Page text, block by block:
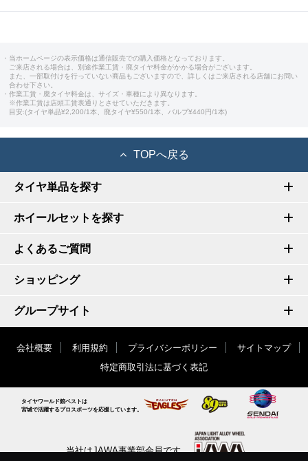
・当ホームページの表示価格は通信販売での購入価格となっております。
ご来店される場合は、別途作業工賃・廃タイヤ料金がかかる場合がございます。
また、一部取付けを行っていない商品もございますので、詳しくはご来店される店舗にお問い
合わせ下さい。
・作業工賃・廃タイヤ料金は、サイズ・車種により異なります。
※作業工賃は店頭工賃表通りとさせていただきます。
目安:(タイヤ単品¥2,200/1本、廃タイヤ¥550/1本、バルブ¥440円/1本)
TOPへ戻る
タイヤ単品を探す
ホイールセットを探す
よくあるご質問
ショッピング
グループサイト
会社概要 利用規約 プライバシーポリシー
サイトマップ
特定商取引法に基づく表記
タイヤワールド館ベストは
宮城で活躍するプロスポーツを応援しています。
当社はJAWA事業部会員です